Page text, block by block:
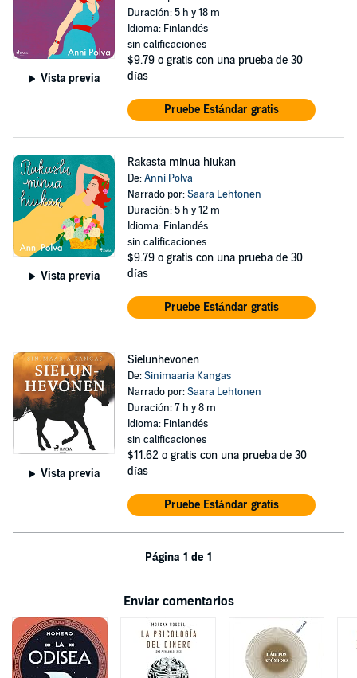
Vista previa
Duración: 5 h y 18 m
Idioma: Finlandés
sin calificaciones
$9.79 o gratis con una prueba de 30
días
Pruebe Estándar gratis
Vista previa
Rakasta minua hiukan
De:Anni Polva
Narrado por:Saara Lehtonen
Duración: 5 h y 12 m
Idioma: Finlandés
sin calificaciones
$9.79 o gratis con una prueba de 30
días
Pruebe Estándar gratis
Vista previa
Sielunhevonen
De:Sinimaaria Kangas
Narrado por:Saara Lehtonen
Duración: 7 h y 8 m
Idioma: Finlandés
sin calificaciones
$11.62 o gratis con una prueba de 30
días
Pruebe Estándar gratis
Página 1 de 1
Enviar comentarios